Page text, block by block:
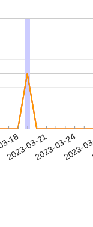
18
2023-03-212023-03-24
2023-